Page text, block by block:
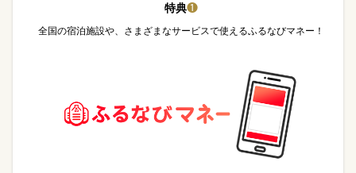
特典❶
全国の宿泊施設や、さまざまなサービスで使えるふるなびマネー！